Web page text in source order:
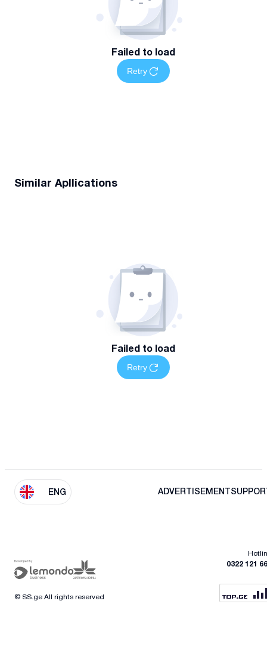
Failed to load
Retry
Similar Apllications
Failed to load
Retry
ENG ADVERTISEMENT
0322 121
© SS.ge All rights reserved